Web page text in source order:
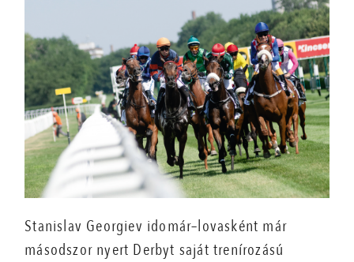
Stanislav Georgiev idomár–lovasként már
másodszor nyert Derbyt saját trenírozású